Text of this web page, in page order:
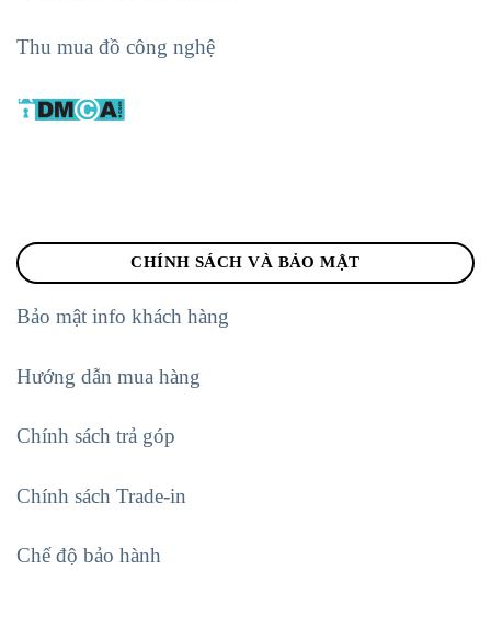
Thu mua đồ công nghệ
CHÍNH SÁCH VÀ BẢO MẬT
Bảo mật info khách hàng
Hướng dẫn mua hàng
Chính sách trả góp
Chính sách Trade-in
Chế độ bảo hành